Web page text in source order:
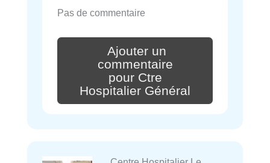
Pas de commentaire
Ajouter un
commentaire
pour Ctre
Hospitalier Général